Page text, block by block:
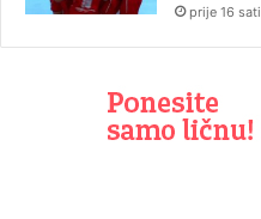
prije 16 sati